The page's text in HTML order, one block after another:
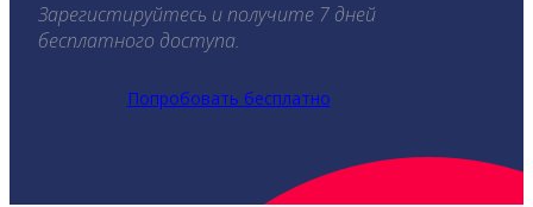
Зарегистируйтесь и получите 7 дней
бесплатного доступа.
Попробовать бесплатно